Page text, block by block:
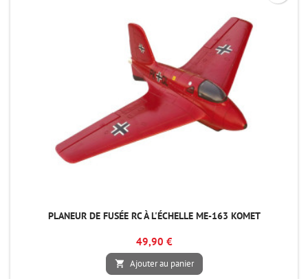
PLANEUR DE FUSÉE RC À L'ÉCHELLE ME-163 KOMET
49,90 €
 Ajouter au panier